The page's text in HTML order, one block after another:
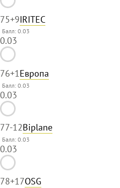
75+9IRITEC
Балл: 0.03
0.03
76+1Европа
Балл: 0.03
0.03
77-12Biplane
Балл: 0.03
0.03
78+17OSG